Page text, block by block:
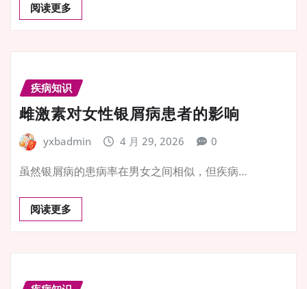
阅读更多
疾病知识
雌激素对女性银屑病患者的影响
yxbadmin 4 月 29, 2026 0
虽然银屑病的患病率在男女之间相似，但疾病…
阅读更多